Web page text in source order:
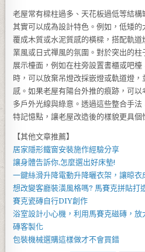
老屋常有樑柱過多、天花板過低等結構
其實可以成為設計特色。例如，低矮
覆成木質或水泥質感的橫樑，搭配軌
業風或日式禪風的氛圍。對於突出的
展示檯面，例如在柱旁設置書櫃或吧
時，可以放棄吊燈改採嵌燈或軌道燈
感。如果老屋有陽台外推的痕跡，可
多戶外光線與綠意。透過這些整合手
特記憶點，讓老屋改造後的樣貌更具個
【其他文章推薦】
居家隱形鐵窗安裝施作經驗分享
讓身體告訴你,怎麼選出好床墊!
一鍵絲滑升降電動升降曬衣架 ，讓晾
想改變客廳裝潢風格嗎? 馬賽克拼貼打
賽克瓷磚自行DIY創作
浴室設計小心機，利用 馬賽克磁磚 ，
磚客製化
包裝機械選購這樣做才不會買錯